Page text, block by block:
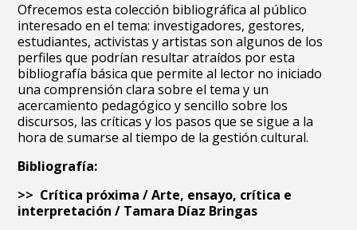
Ofrecemos esta colección bibliográfica al público
interesado en el tema: investigadores, gestores,
estudiantes, activistas y artistas son algunos de los
perfiles que podrían resultar atraídos por esta
bibliografía básica que permite al lector no iniciado
una comprensión clara sobre el tema y un
acercamiento pedagógico y sencillo sobre los
discursos, las críticas y los pasos que se sigue a la
hora de sumarse al tiempo de la gestión cultural.
Bibliografía:
>> Crítica próxima / Arte, ensayo, crítica e
interpretación / Tamara Díaz Bringas